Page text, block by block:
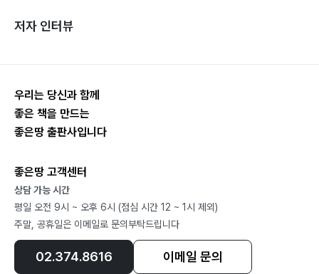
저자 인터뷰
우리는 당신과 함께
좋은 책을 만드는
좋은땅 출판사입니다
좋은땅 고객센터
상담 가능 시간
평일 오전 9시 ~ 오후 6시 (점심 시간 12 ~ 1시 제외)
주말, 공휴일은 이메일로 문의부탁드립니다
02.374.8616 이메일 문의